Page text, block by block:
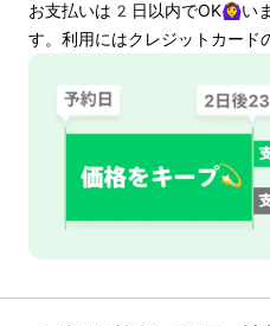
お支払いは 2 日以内でOK🙆‍♀️い
す。利用にはクレジットカード